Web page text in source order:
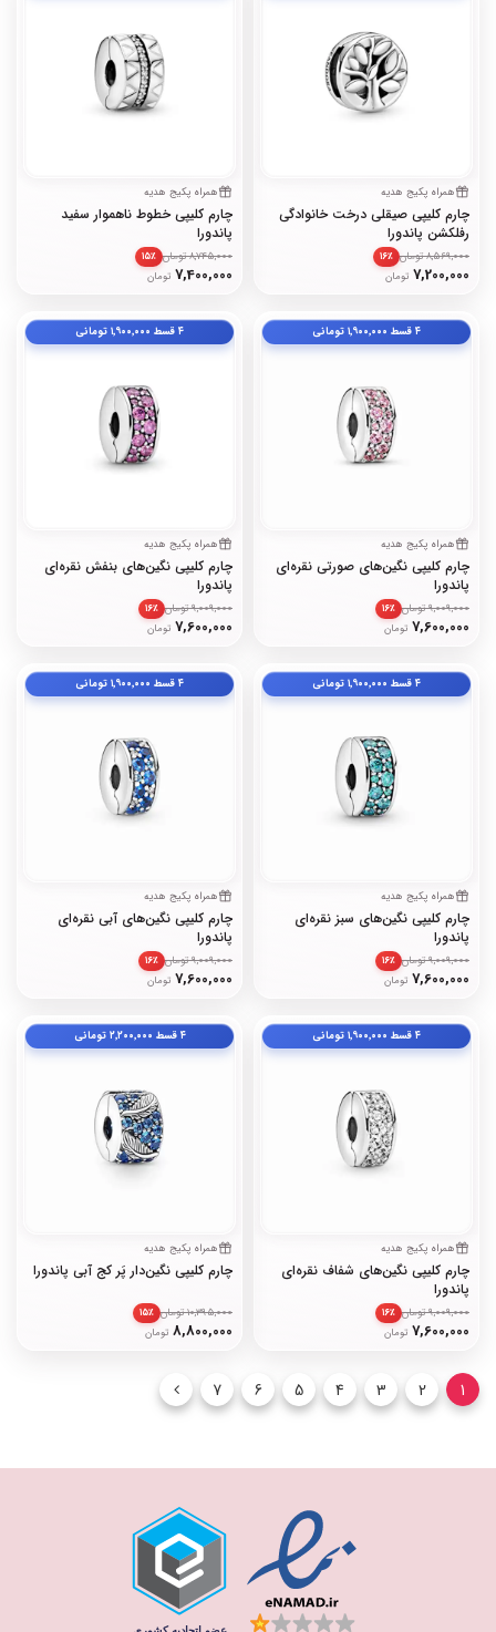
همراه پکیج هدیه
چارم کلیپی صیقلی درخت خانوادگی
رفلکشن پاندورا
7,200,000 تومان
8,569,000 تومان ۱۶٪
همراه پکیج هدیه
چارم کلیپی خطوط ناهموار سفید
پاندورا
7,400,000 تومان
8,745,000 تومان ۱۵٪
۴ قسط ۱٬۹۰۰٬۰۰۰ تومانی
همراه پکیج هدیه
چارم کلیپی نگین‌های صورتی نقره‌ای
پاندورا
7,600,000 تومان
9,009,000 تومان ۱۶٪
۴ قسط ۱٬۹۰۰٬۰۰۰ تومانی
همراه پکیج هدیه
چارم کلیپی نگین‌های بنفش نقره‌ای
پاندورا
7,600,000 تومان
9,009,000 تومان ۱۶٪
۴ قسط ۱٬۹۰۰٬۰۰۰ تومانی
همراه پکیج هدیه
چارم کلیپی نگین‌های سبز نقره‌ای
پاندورا
7,600,000 تومان
9,009,000 تومان ۱۶٪
۴ قسط ۱٬۹۰۰٬۰۰۰ تومانی
همراه پکیج هدیه
چارم کلیپی نگین‌های آبی نقره‌ای
پاندورا
7,600,000 تومان
9,009,000 تومان ۱۶٪
۴ قسط ۱٬۹۰۰٬۰۰۰ تومانی
همراه پکیج هدیه
چارم کلیپی نگین‌های شفاف نقره‌ای
پاندورا
7,600,000 تومان
9,009,000 تومان ۱۶٪
۴ قسط ۲٬۲۰۰٬۰۰۰ تومانی
همراه پکیج هدیه
چارم کلیپی نگین‌دار پَر کج آبی پاندورا
8,800,000 تومان
10,395,000 تومان ۱۵٪
1
2
3
4
5
6
7